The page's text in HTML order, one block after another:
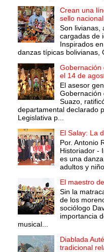
Crean una
sello nacional
Son livianas,
cargadas de
Inspirados
danzas típicas bolivianas,
Gobernación
el 14 de
El asesor
Gobernación
Suazo,
departamental declarado
Legislativa p...
El Salay: La
Por. Antonio
Historiador -
es una
adultos y
El maestro
Sin la
de los
sociólogo
importancia
musical...
Diablada
tradicional